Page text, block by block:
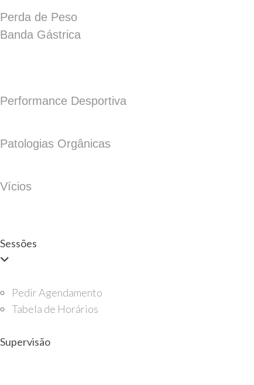
Perda de Peso
Banda Gástrica
Performance Desportiva
Patologias Orgânicas
Vícios
Sessões
Pedir Agendamento
Tabela de Horários
Supervisão